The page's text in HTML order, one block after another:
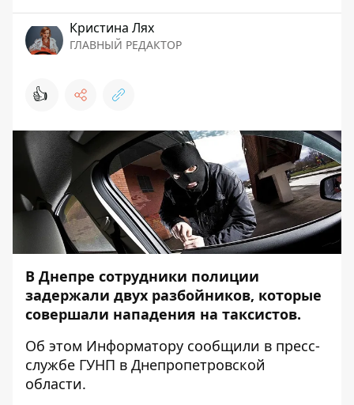
Кристина Лях
ГЛАВНЫЙ РЕДАКТОР
👍
В Днепре сотрудники полиции
задержали двух разбойников, которые
совершали нападения на таксистов.
Об этом Информатору сообщили в пресс-
службе ГУНП в Днепропетровской
области.